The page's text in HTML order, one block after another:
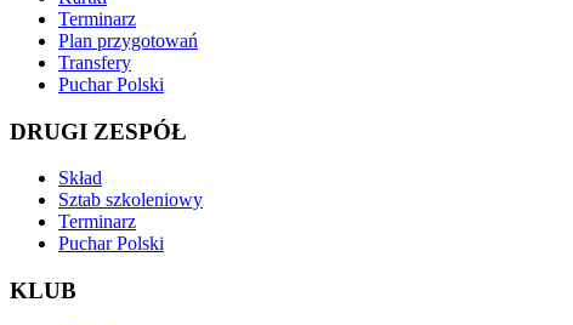
Terminarz
Plan przygotowań
Transfery
Puchar Polski
DRUGI ZESPÓŁ
Skład
Sztab szkoleniowy
Terminarz
Puchar Polski
KLUB